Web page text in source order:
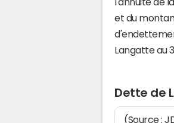
et du
Langatte au
Dette de
(Source :